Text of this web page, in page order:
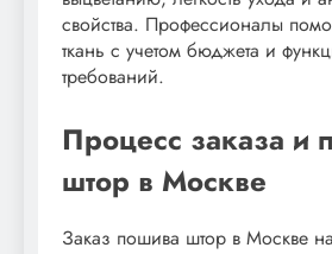
свойства. Профессионалы
ткань с учетом бюджета и
требований.
Процесс заказа и
штор в Москве
Заказ пошива штор в Москве